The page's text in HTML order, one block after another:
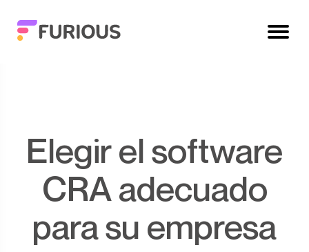
Elegir el software
CRA adecuado
para su empresa